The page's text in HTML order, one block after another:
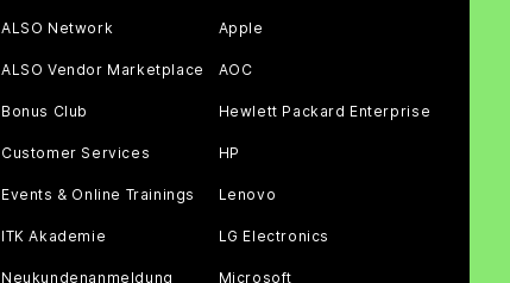
ALSO Network
ALSO Vendor Marketplace
Bonus Club
Customer Services
Events & Online Trainings
ITK Akademie
Neukundenanmeldung
Apple
AOC
Hewlett Packard Enterprise
HP
Lenovo
LG Electronics
Microsoft